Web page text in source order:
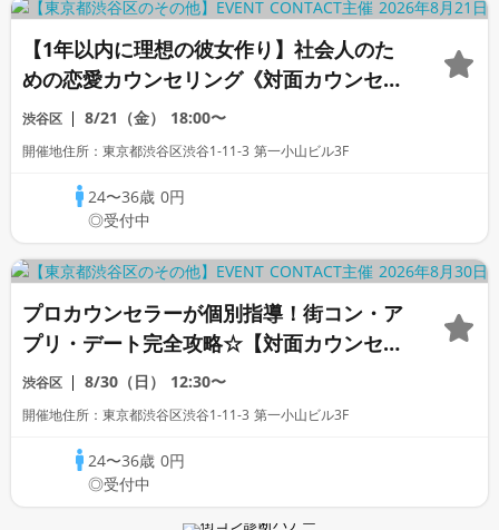
【1年以内に理想の彼女作り】社会人のた
めの恋愛カウンセリング《対面カウンセリ
ング》
渋谷区 8/21（金） 18:00〜
開催地住所：東京都渋谷区渋谷1-11-3 第一小山ビル3F
24〜36歳0円
◎受付中
プロカウンセラーが個別指導！街コン・ア
プリ・デート完全攻略☆【対面カウンセリ
ング】
渋谷区 8/30（日） 12:30〜
開催地住所：東京都渋谷区渋谷1-11-3 第一小山ビル3F
24〜36歳0円
◎受付中